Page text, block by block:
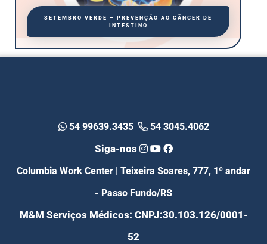
SETEMBRO VERDE – PREVENÇÃO AO CÂNCER DE
INTESTINO
54 99639.3435 54 3045.4062
Siga-nos
Columbia Work Center | Teixeira Soares, 777, 1º andar
- Passo Fundo/RS
M&M Serviços Médicos: CNPJ:30.103.126/0001-
52